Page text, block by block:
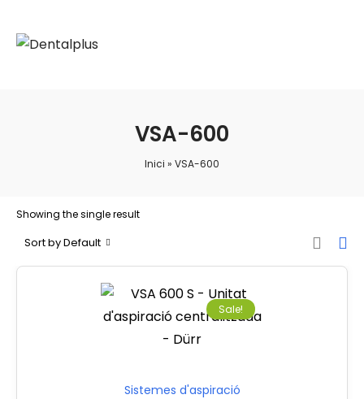
VSA-600
Inici » VSA-600
Showing the single result
Sort by Default
Sale!
Sistemes d'aspiració